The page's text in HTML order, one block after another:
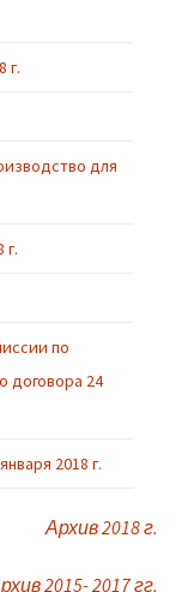
г.
для
г.
по
договора 24
2018 г.
Архив 2018 г.
2015- 2017 гг.